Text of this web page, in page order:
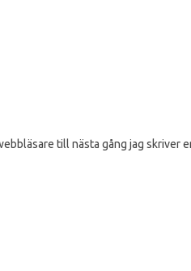
till nästa gång jag skriver